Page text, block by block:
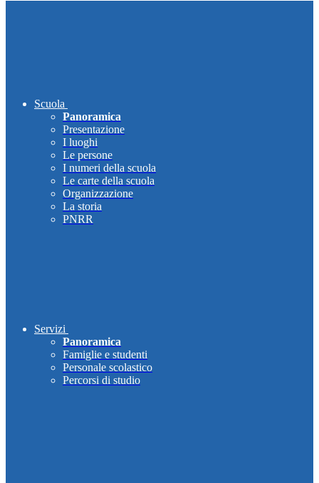
Scuola
Panoramica
Presentazione
I luoghi
Le persone
I numeri della scuola
Le carte della scuola
Organizzazione
La storia
PNRR
Servizi
Panoramica
Famiglie e studenti
Personale scolastico
Percorsi di studio